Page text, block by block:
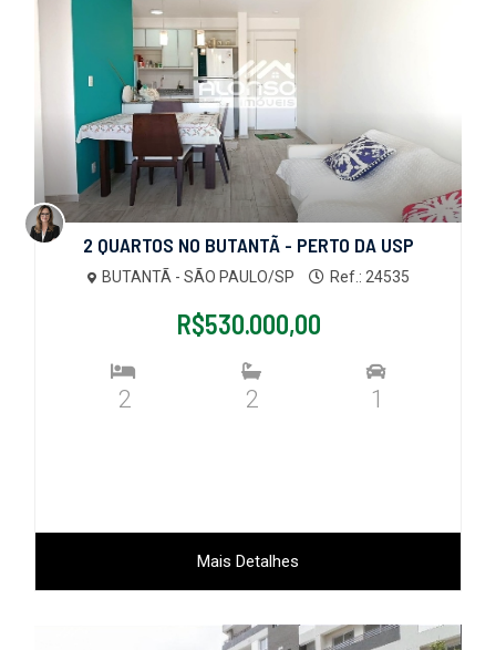
2 QUARTOS NO BUTANTÃ - PERTO DA USP
BUTANTÃ - SÃO PAULO/SP Ref.: 24535
R$530.000,00
2 2 1
Mais Detalhes